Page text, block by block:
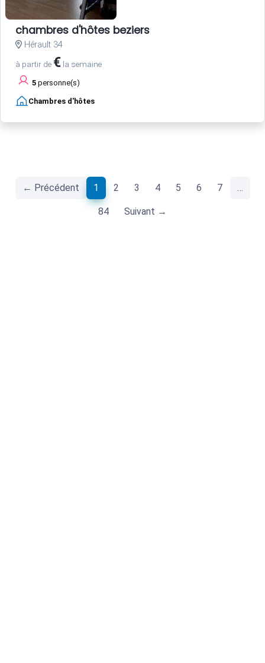
chambres d'hôtes beziers
Hérault 34
à partir de € la semaine
5 personne(s)
Chambres d'hôtes
← Précédent 1 (current)
2 3 4 5 6 7 …
84 Suivant →